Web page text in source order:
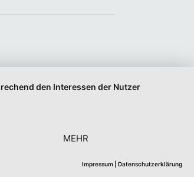
den Interessen der Nutzer
MEHR
Impressum Datenschutzerklärung